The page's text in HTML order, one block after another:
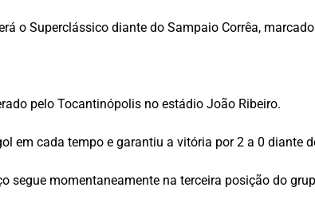
o Superclássico diante do Sampaio Corrêa,
pelo Tocantinópolis no estádio João Ribeiro.
em cada tempo e garantiu a vitória por 2 a 0 diante
segue momentaneamente na terceira posição do